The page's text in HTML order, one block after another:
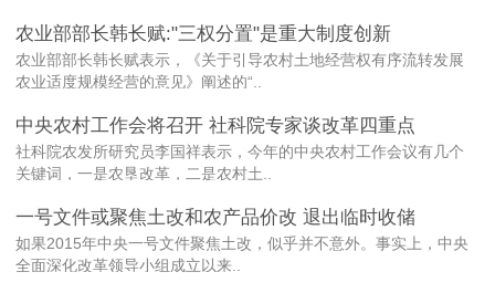
农业部部长韩长赋:"三权分置"是重大制度创新
农业部部长韩长赋表示，《关于引导农村土地经营权有序流转发展
农业适度规模经营的意见》阐述的“..
中央农村工作会将召开 社科院专家谈改革四重点
社科院农发所研究员李国祥表示，今年的中央农村工作会议有几个
关键词，一是农垦改革，二是农村土..
一号文件或聚焦土改和农产品价改 退出临时收储
如果2015年中央一号文件聚焦土改，似乎并不意外。事实上，中央
全面深化改革领导小组成立以来..